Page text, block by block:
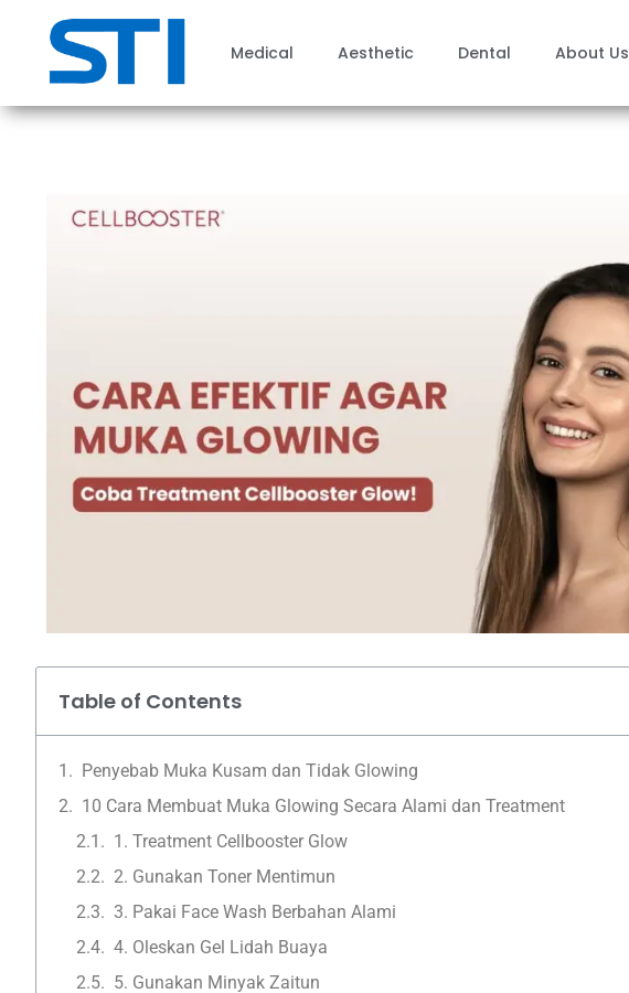
Medical Aesthetic Dental About Us
Table of Contents
Penyebab Muka Kusam dan Tidak Glowing
10 Cara Membuat Muka Glowing Secara Alami dan Treatment
1. Treatment Cellbooster Glow
2. Gunakan Toner Mentimun
3. Pakai Face Wash Berbahan Alami
4. Oleskan Gel Lidah Buaya
5. Gunakan Minyak Zaitun